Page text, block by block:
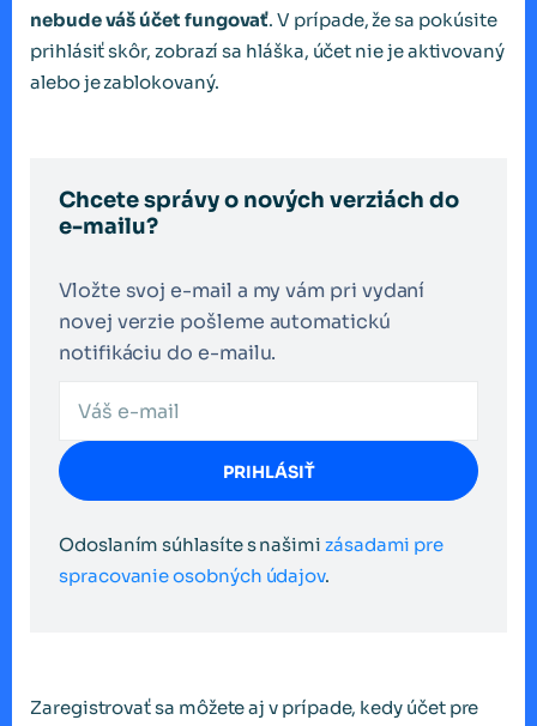
nebude váš účet fungovať. V prípade, že sa pokúsite
prihlásiť skôr, zobrazí sa hláška, účet nie je aktivovaný
alebo je zablokovaný.
Chcete správy o nových verziách do
e-mailu?
Vložte svoj e-mail a my vám pri vydaní
novej verzie pošleme automatickú
notifikáciu do e-mailu.
PRIHLÁSIŤ
Odoslaním súhlasíte s našimi zásadami pre
spracovanie osobných údajov.
Zaregistrovať sa môžete aj v prípade, kedy účet pre